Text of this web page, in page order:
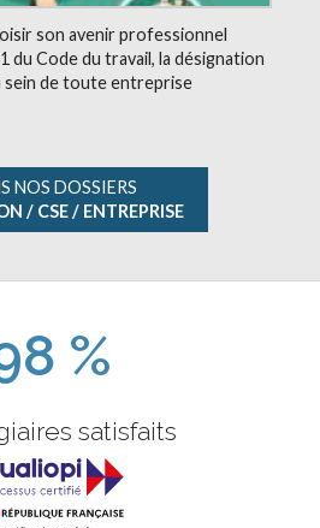
son avenir professionnel
du Code du travail, la désignation
sein de toute entreprise
NOS DOSSIERS
/ CSE / ENTREPRISE
%
satisfaits